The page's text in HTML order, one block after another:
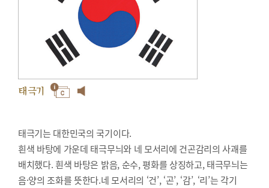
태극기
태극기는 대한민국의 국기이다.
흰색 바탕에 가운데 태극무늬와 네 모서리에 건곤감리의 사괘를
배치했다. 흰색 바탕은 밝음, 순수, 평화를 상징하고, 태극무늬는
음·양의 조화를 뜻한다.네 모서리의 ‘건’, ‘곤’, ‘감’, ‘리’는 각기